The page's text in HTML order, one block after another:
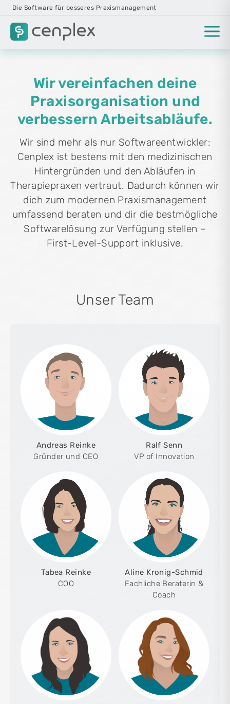
Die Software für besseres Praxismanagement
Wir vereinfachen deine
Praxisorganisation und
verbessern Arbeitsabläufe.
Wir sind mehr als nur Softwareentwickler:
Cenplex ist bestens mit den medizinischen
Hintergründen und den Abläufen in
Therapiepraxen vertraut. Dadurch können wir
dich zum modernen Praxismanagement
umfassend beraten und dir die bestmögliche
Softwarelösung zur Verfügung stellen –
First-Level-Support inklusive.
Unser Team
Andreas Reinke
Gründer und CEO
Ralf Senn
VP of Innovation
Tabea Reinke
COO
Aline Kronig-Schmid
Fachliche Beraterin &
Coach